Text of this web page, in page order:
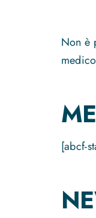
Non è
[abcf-